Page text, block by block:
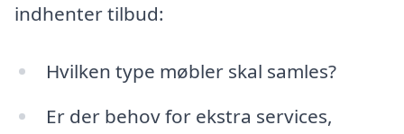
indhenter tilbud:
Hvilken type møbler skal samles?
Er der behov for ekstra services,